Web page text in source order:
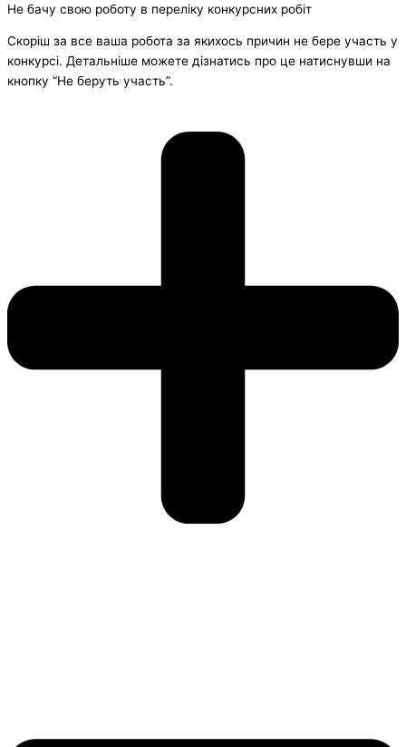
Не бачу свою роботу в переліку конкурсних робіт
Скоріш за все ваша робота за якихось причин не бере участь у
конкурсі. Детальніше можете дізнатись про це натиснувши на
кнопку “Не беруть участь”.